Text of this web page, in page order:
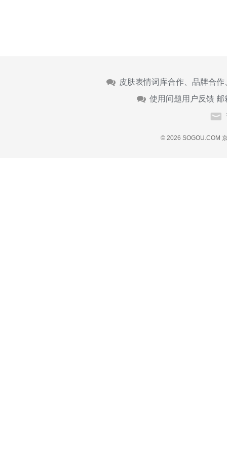
皮肤表情词库合作、品牌合
使用问题用户反馈 邮
© 2026 SOGOU.COM